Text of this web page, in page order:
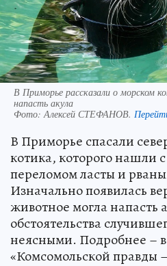
В Приморье рассказали о морском
напасть акула
Фото: Алексей СТЕФАНОВ.
В Приморье спасали
котика, которого нашли
переломом ласты и
Изначально появилась
животное могла напасть
обстоятельства
неясными. Подробнее –
«Комсомольской правды